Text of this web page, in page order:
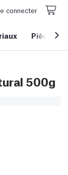
connecter
Pièces&
500g